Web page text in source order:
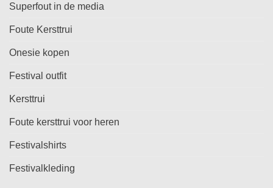
Superfout in de media
Foute Kersttrui
Onesie kopen
Festival outfit
Kersttrui
Foute kersttrui voor heren
Festivalshirts
Festivalkleding